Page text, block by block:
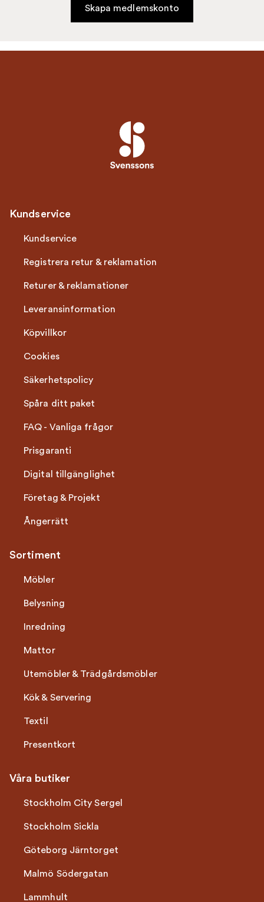
Skapa medlemskonto
Kundservice
Kundservice
Registrera retur & reklamation
Returer & reklamationer
Leveransinformation
Köpvillkor
Cookies
Säkerhetspolicy
Spåra ditt paket
FAQ - Vanliga frågor
Prisgaranti
Digital tillgänglighet
Företag & Projekt
Ångerrätt
Sortiment
Möbler
Belysning
Inredning
Mattor
Utemöbler & Trädgårdsmöbler
Kök & Servering
Textil
Presentkort
Våra butiker
Stockholm City Sergel
Stockholm Sickla
Göteborg Järntorget
Malmö Södergatan
Lammhult